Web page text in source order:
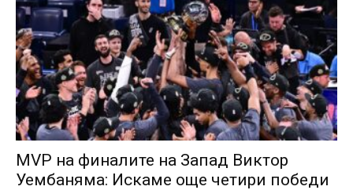
MVP на финалите на Запад Виктор
Уембаняма: Искаме още четири победи